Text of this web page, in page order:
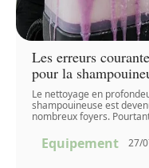
Les erreurs
pour la
Le nettoyage en
shampouineuse est
nombreux foyers.
Equipement 27/